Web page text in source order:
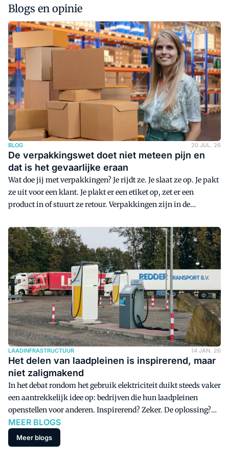
Blogs en opinie
BLOG 20 JUL. 26
De verpakkingswet doet niet meteen pijn en
dat is het gevaarlijke eraan
Wat doe jij met verpakkingen? Je rijdt ze. Je slaat ze op. Je pakt
ze uit voor een klant. Je plakt er een etiket op, zet er een
product in of stuurt ze retour. Verpakkingen zijn in de
Ze zijn geen product, maar een randvoorwaarde. En precies
daar zit het probleem met de verpakkingswet die eraan komt.
LAADINFRASTRUCTUUR 14 JAN. 26
Het delen van laadpleinen is inspirerend, maar
niet zaligmakend
In het debat rondom het gebruik elektriciteit duikt steeds vaker
een aantrekkelijk idee op: bedrijven die hun laadpleinen
openstellen voor anderen. Inspirerend? Zeker. De oplossing?
Zelden als kernstrategie, blogt Walther Ploos van Amstel.
MEER BLOGS
Meer blogs